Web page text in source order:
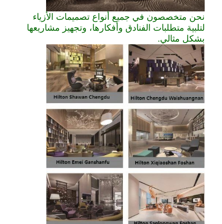
أثاث الفندق
أثاث الفيلا
أثاث الشقق
أثاث النادي التجاري
أثاث غرفة الطعام
أثاث المكاتب
أثاث ثابت
الأثاث المنجد
نحن متخصصون في جميع أنواع تصميمات الأزياء
لتلبية متطلبات الفنادق وأفكارها، وتجهيز مشاريعها
بشكل مثالي.